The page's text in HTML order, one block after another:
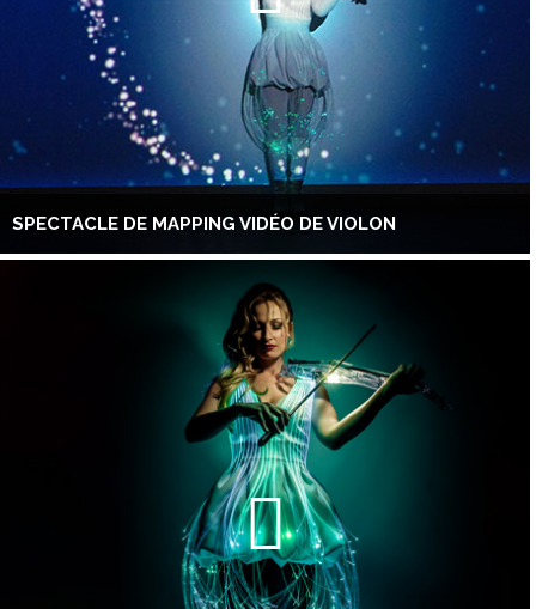
SPECTACLE DE MAPPING VIDÉO DE VIOLON